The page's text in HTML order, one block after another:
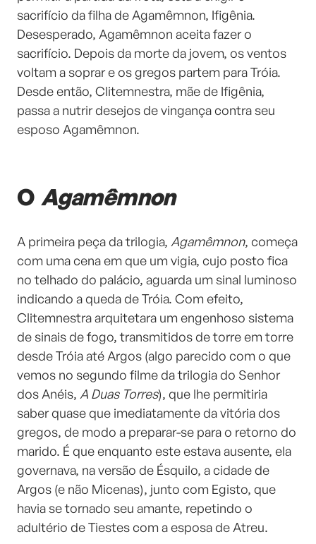
sacrifício da filha de Agamêmnon, Ifigênia.
Desesperado, Agamêmnon aceita fazer o
sacrifício. Depois da morte da jovem, os ventos
voltam a soprar e os gregos partem para Tróia.
Desde então, Clitemnestra, mãe de Ifigênia,
passa a nutrir desejos de vingança contra seu
esposo Agamêmnon.
O Agamêmnon
A primeira peça da trilogia, Agamêmnon, começa
com uma cena em que um vigia, cujo posto fica
no telhado do palácio, aguarda um sinal luminoso
indicando a queda de Tróia. Com efeito,
Clitemnestra arquitetara um engenhoso sistema
de sinais de fogo, transmitidos de torre em torre
desde Tróia até Argos (algo parecido com o que
vemos no segundo filme da trilogia do Senhor
dos Anéis, A Duas Torres), que lhe permitiria
saber quase que imediatamente da vitória dos
gregos, de modo a preparar-se para o retorno do
marido. É que enquanto este estava ausente, ela
governava, na versão de Ésquilo, a cidade de
Argos (e não Micenas), junto com Egisto, que
havia se tornado seu amante, repetindo o
adultério de Tiestes com a esposa de Atreu.